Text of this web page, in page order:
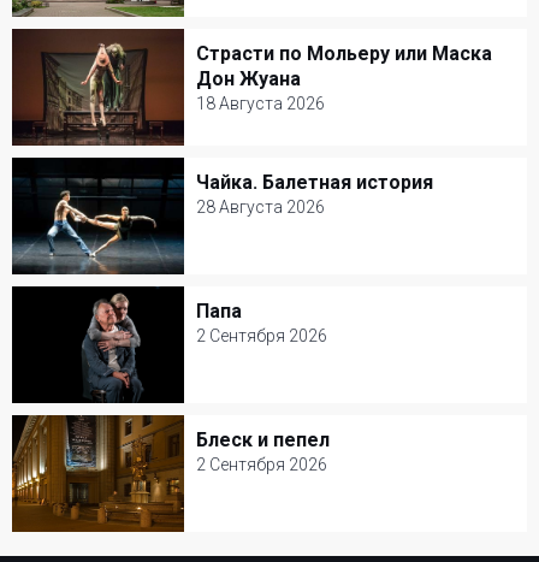
Театр Моссовета
Драма
Страсти по Мольеру или Маска
Дон Жуана
18 Августа 2026
Страсти по Мольеру или Маска Дон
Жуана
18 Августа 2026
Александринский театр
Балет и Танец
Чайка. Балетная история
28 Августа 2026
Чайка. Балетная история
28 Августа 2026
Александринский театр
Балет и Танец
Папа
2 Сентября 2026
Папа
2 Сентября 2026
Современник
Трагикомедия
Блеск и пепел
2 Сентября 2026
Блеск и пепел
2 Сентября 2026